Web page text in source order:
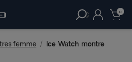
clear 0
femme
Ice Watch montre